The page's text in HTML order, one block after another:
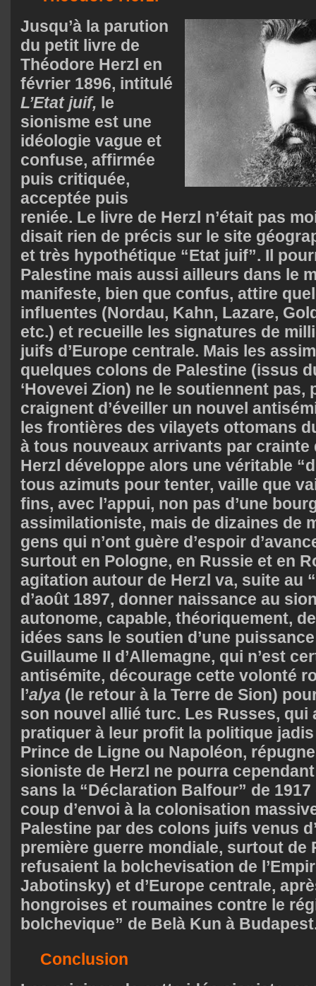
Jusqu’à la parution
du petit livre de
Théodore Herzl en
février 1896, intitulé
L’Etat juif, le
sionisme est une
idéologie vague et
confuse, affirmée
puis critiquée,
acceptée puis
reniée. Le livre de Herzl n’était pas
disait rien de précis sur le site
et très hypothétique “Etat juif”. Il
Palestine mais aussi ailleurs dans le
manifeste, bien que confus, attire
influentes (Nordau, Kahn, Lazare,
etc.) et recueille les signatures de
juifs d’Europe centrale. Mais les
quelques colons de Palestine (issus
‘Hovevei Zion) ne le soutiennent pas,
craignent d’éveiller un nouvel
les frontières des vilayets ottomans
à tous nouveaux arrivants par crainte
Herzl développe alors une véritable
tous azimuts pour tenter, vaille que
fins, avec l’appui, non pas d’une
assimilationiste, mais de dizaines de
gens qui n’ont guère d’espoir
surtout en Pologne, en Russie et en
agitation autour de Herzl va, suite au
d’août 1897, donner naissance au
autonome, capable, théoriquement,
idées sans le soutien d’une
Guillaume II d’Allemagne, qui n’est
antisémite, décourage cette volonté
l’alya (le retour à la Terre de Sion)
son nouvel allié turc. Les Russes, qui
pratiquer à leur profit la politique
Prince de Ligne ou Napoléon,
sioniste de Herzl ne pourra
sans la “Déclaration Balfour” de
coup d’envoi à la colonisation
Palestine par des colons juifs venus
première guerre mondiale, surtout de
refusaient la bolchevisation de
Jabotinsky) et d’Europe centrale,
hongroises et roumaines contre le
bolchevique” de Belà Kun à
Conclusion